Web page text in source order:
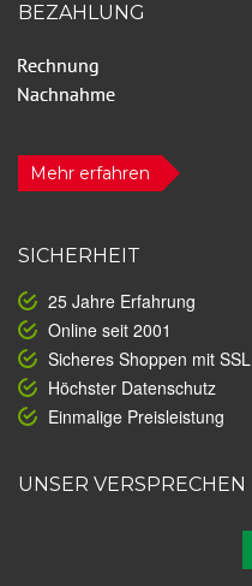
BEZAHLUNG
Mehr erfahren
SICHERHEIT
25 Jahre Erfahrung
Online seit 2001
Sicheres Shoppen mit SSL
Höchster Datenschutz
Einmalige Preisleistung
UNSER VERSPRECHEN